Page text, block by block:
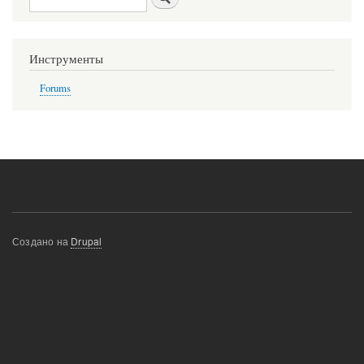
Инструменты
Forums
Создано на Drupal